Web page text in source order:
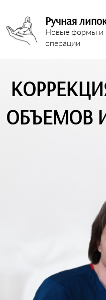
Ручная
Новые формы и
операции
ОБЪЕМОВ